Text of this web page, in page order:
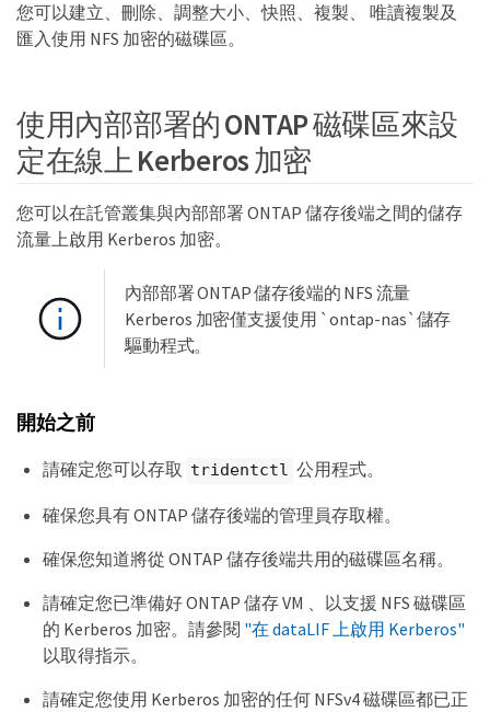
您可以建立、刪除、調整大小、快照、複製、 唯讀複製及
匯入使用 NFS 加密的磁碟區。
使用內部部署的 ONTAP 磁碟區來設
定在線上 Kerberos 加密
您可以在託管叢集與內部部署 ONTAP 儲存後端之間的儲存
流量上啟用 Kerberos 加密。
內部部署 ONTAP 儲存後端的 NFS 流量
Kerberos 加密僅支援使用 `ontap-nas`儲存
驅動程式。
開始之前
請確定您可以存取 tridentctl 公用程式。
確保您具有 ONTAP 儲存後端的管理員存取權。
確保您知道將從 ONTAP 儲存後端共用的磁碟區名稱。
請確定您已準備好 ONTAP 儲存 VM 、以支援 NFS 磁碟區
的 Kerberos 加密。請參閱 "在 dataLIF 上啟用 Kerberos"
以取得指示。
請確定您使用 Kerberos 加密的任何 NFSv4 磁碟區都已正